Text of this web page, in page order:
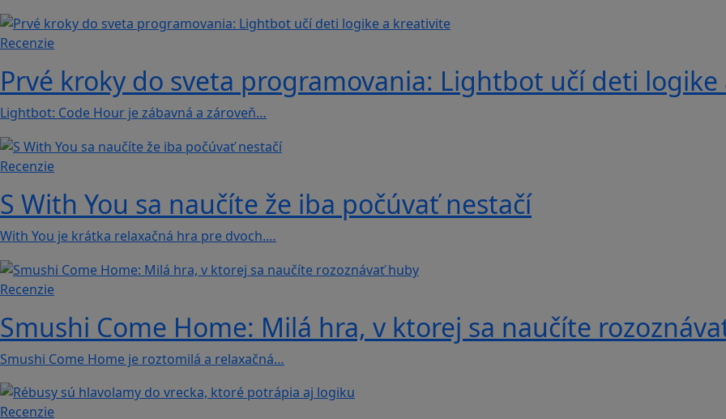
Recenzie
Prvé kroky do sveta programovania: Lightbot učí deti
Lightbot: Code Hour je zábavná a zároveň…
Recenzie
S With You sa naučíte že iba počúvať nestačí
With You je krátka relaxačná hra pre dvoch.…
Recenzie
Smushi Come Home: Milá hra, v ktorej sa naučíte
Smushi Come Home je roztomilá a relaxačná…
Recenzie